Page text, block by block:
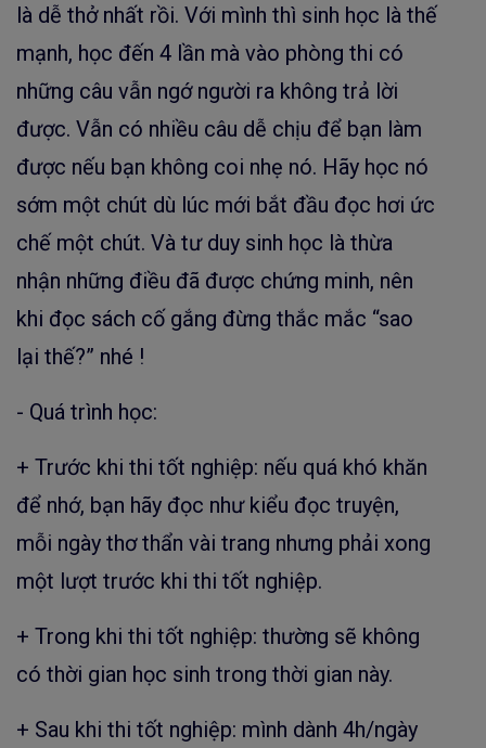
là dễ thở nhất rồi. Với mình thì sinh học là thế
mạnh, học đến 4 lần mà vào phòng thi có
những câu vẫn ngớ người ra không trả lời
được. Vẫn có nhiều câu dễ chịu để bạn làm
được nếu bạn không coi nhẹ nó. Hãy học nó
sớm một chút dù lúc mới bắt đầu đọc hơi ức
chế một chút. Và tư duy sinh học là thừa
nhận những điều đã được chứng minh, nên
khi đọc sách cố gắng đừng thắc mắc “sao
lại thế?” nhé !
- Quá trình học:
+ Trước khi thi tốt nghiệp: nếu quá khó khăn
để nhớ, bạn hãy đọc như kiểu đọc truyện,
mỗi ngày thơ thẩn vài trang nhưng phải xong
một lượt trước khi thi tốt nghiệp.
+ Trong khi thi tốt nghiệp: thường sẽ không
có thời gian học sinh trong thời gian này.
+ Sau khi thi tốt nghiệp: mình dành 4h/ngày